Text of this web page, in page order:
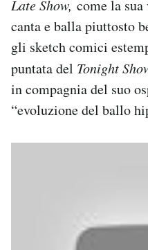
Late Show, come la
canta e balla piuttosto
gli sketch comici
puntata del Tonight
in compagnia del suo
“evoluzione del ballo